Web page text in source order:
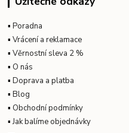
▪Poradna
▪Vrácení a reklamace
▪Věrnostní sleva 2 %
▪ O nás
▪Doprava a platba
▪Blog
▪ Obchodní podmínky
▪Jak balíme objednávky